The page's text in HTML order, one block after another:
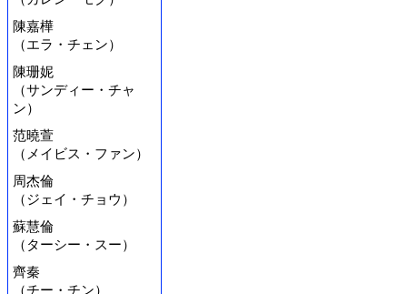
陳嘉樺
（エラ・チェン）
陳珊妮
（サンディー・チャ
ン）
范曉萱
（メイビス・ファン）
周杰倫
（ジェイ・チョウ）
蘇慧倫
（ターシー・スー）
齊秦
（チー・チン）